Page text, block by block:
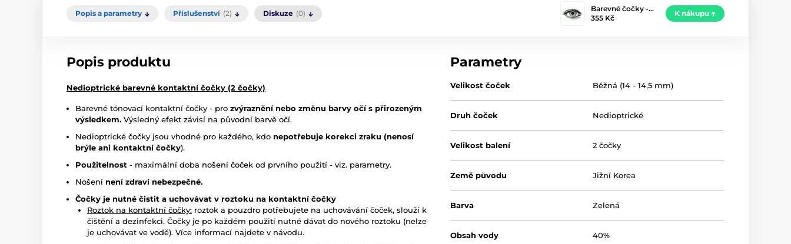
Popis a parametry Příslušenství (2) Diskuze (0)
Barevné čočky -…
355 Kč
K nákupu
Popis produktu
Nedioptrické barevné kontaktní čočky (2 čočky)
Barevné tónovací kontaktní čočky - pro zvýraznění nebo změnu barvy očí s přirozeným
výsledkem. Výsledný efekt závisí na původní barvě očí.
Nedioptrické čočky jsou vhodné pro každého, kdo nepotřebuje korekci zraku (nenosí
brýle ani kontaktní čočky).
Použitelnost - maximální doba nošení čoček od prvního použití - viz. parametry.
Nošení není zdraví nebezpečné.
Čočky je nutné čistit a uchovávat v roztoku na kontaktní čočky
Roztok na kontaktní čočky: roztok a pouzdro potřebujete na uchovávání čoček, slouží k
čištění a dezinfekci. Čočky je po každém použití nutné dávat do nového roztoku (nelze
je uchovávat ve vodě). Více informací najdete v návodu.
Parametry
Velikost čoček Běžná (14 - 14,5 mm)
Druh čoček Nedioptrické
Velikost balení 2 čočky
Země původu Jižní Korea
Barva Zelená
Obsah vody 40%